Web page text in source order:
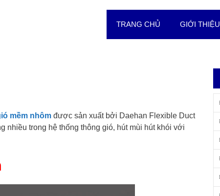
TRANG CHỦ GIỚI THIỆU
mềm nhôm được sản xuất bởi Daehan Flexible Duct
nhiều trong hệ thống thông gió, hút mùi hút khói với